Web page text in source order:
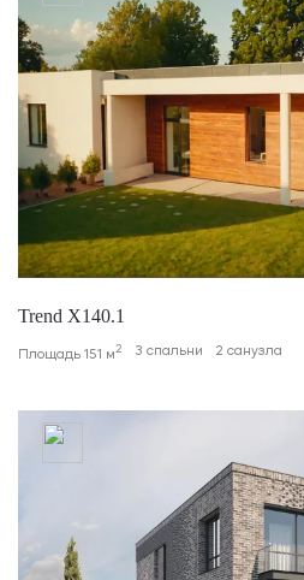
Trend X140.1
Площадь 151 м2 3 спальни 2 санузла